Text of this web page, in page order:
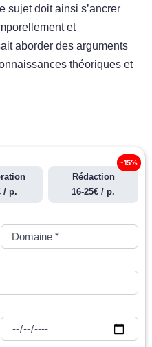
sujet doit ainsi s’ancrer
et
aborder des arguments
théoriques et
/ p.
Rédaction
16-25€ / p.
-15%